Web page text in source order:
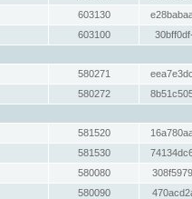
603130
603100
580271
580272
581520
581530
580080
580090